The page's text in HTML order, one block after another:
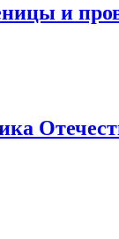
и